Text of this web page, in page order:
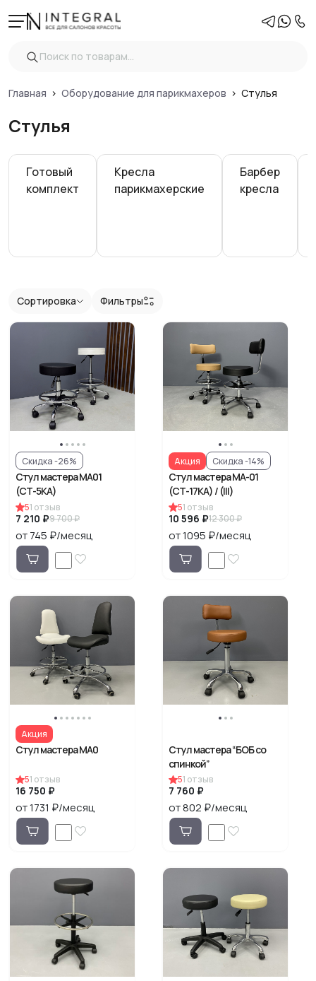
Главная Оборудование для парикмахеров Стулья
Стулья
Готовый
комплект
Кресла
парикмахерские
Барбер
кресла
Очистить
Вид
Основание стула
Сортировка
Фильтры
Скидка -26%
Стул мастера МА01
(СТ-5КА)
51 отзыв
7 210 ₽9 700 ₽
от 745 ₽/месяц
Акция Скидка -14%
Стул мастера МА-01
(СТ-17КА) / (III)
51 отзыв
10 596 ₽12 300 ₽
от 1095 ₽/месяц
Акция
Стул мастера MA0
51 отзыв
16 750 ₽
от 1731 ₽/месяц
Стул мастера “БОБ со
спинкой”
51 отзыв
7 760 ₽
от 802 ₽/месяц